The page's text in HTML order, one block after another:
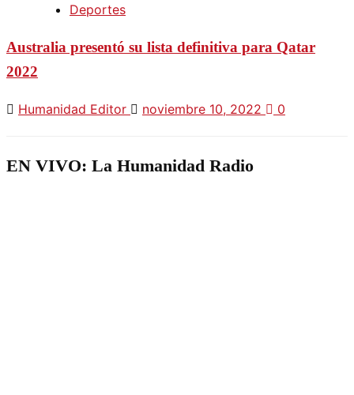
Deportes
Australia presentó su lista definitiva para Qatar
2022
Humanidad Editor noviembre 10, 2022 0
EN VIVO: La Humanidad Radio